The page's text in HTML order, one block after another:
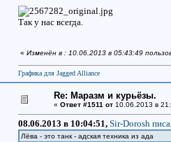
Так у нас всегда.
« Изменён в : 10.06.2013 в 05:43:49
Графика для Jagged Alliance
Re: Маразм и курьёзы.
« Ответ #1511 от10.06.2013 в
08.06.2013 в 10:04:51, Sir-Dorosh
Лёва - это танк - адская техника из ада